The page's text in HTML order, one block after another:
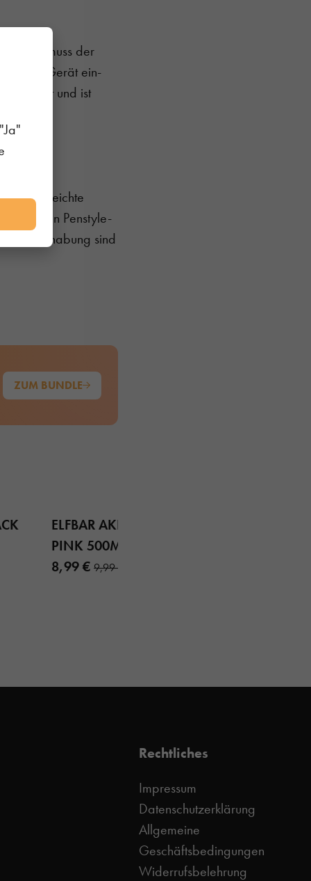
Dabei muss der
das Gerät ein-
und ist
und leichte
Penstyle-
Handhabung sind
ZUM BUNDLE
ELFBAR AKKU AURORA
PINK 500MAH
8,99 €9,99 €
Rechtliches
Impressum
Datenschutzerklärung
Allgemeine
Geschäftsbedingungen
Widerrufsbelehrung